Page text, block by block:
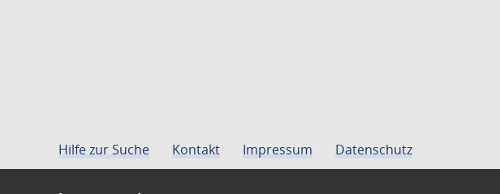
Hilfe zur Suche Kontakt Impressum Datenschutz